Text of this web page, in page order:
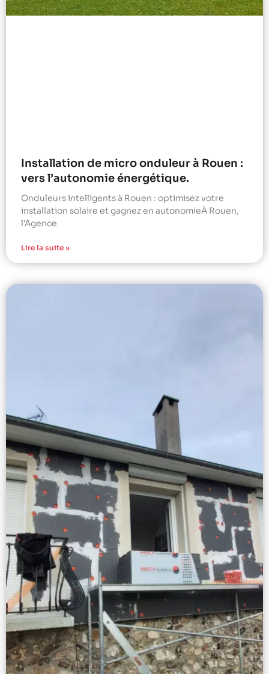
Installation de micro onduleur à Rouen :
vers l’autonomie énergétique.
Onduleurs intelligents à Rouen : optimisez votre
installation solaire et gagnez en autonomieÀ Rouen,
l’Agence
Lire la suite »